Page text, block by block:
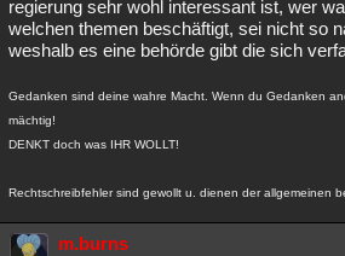
regierung sehr wohl interessant ist, wer
welchen themen beschäftigt, sei nicht so
weshalb es eine behörde gibt die sich
Gedanken sind deine wahre Macht. Wenn du Gedanken
mächtig!
DENKT doch was IHR WOLLT!
Rechtschreibfehler sind gewollt u. dienen der allgemeinen
m.burns